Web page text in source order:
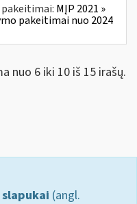
MĮP 2021 »
pakeitimai nuo 2024
nuo 6 iki 10 iš 15 irašų.
(angl.